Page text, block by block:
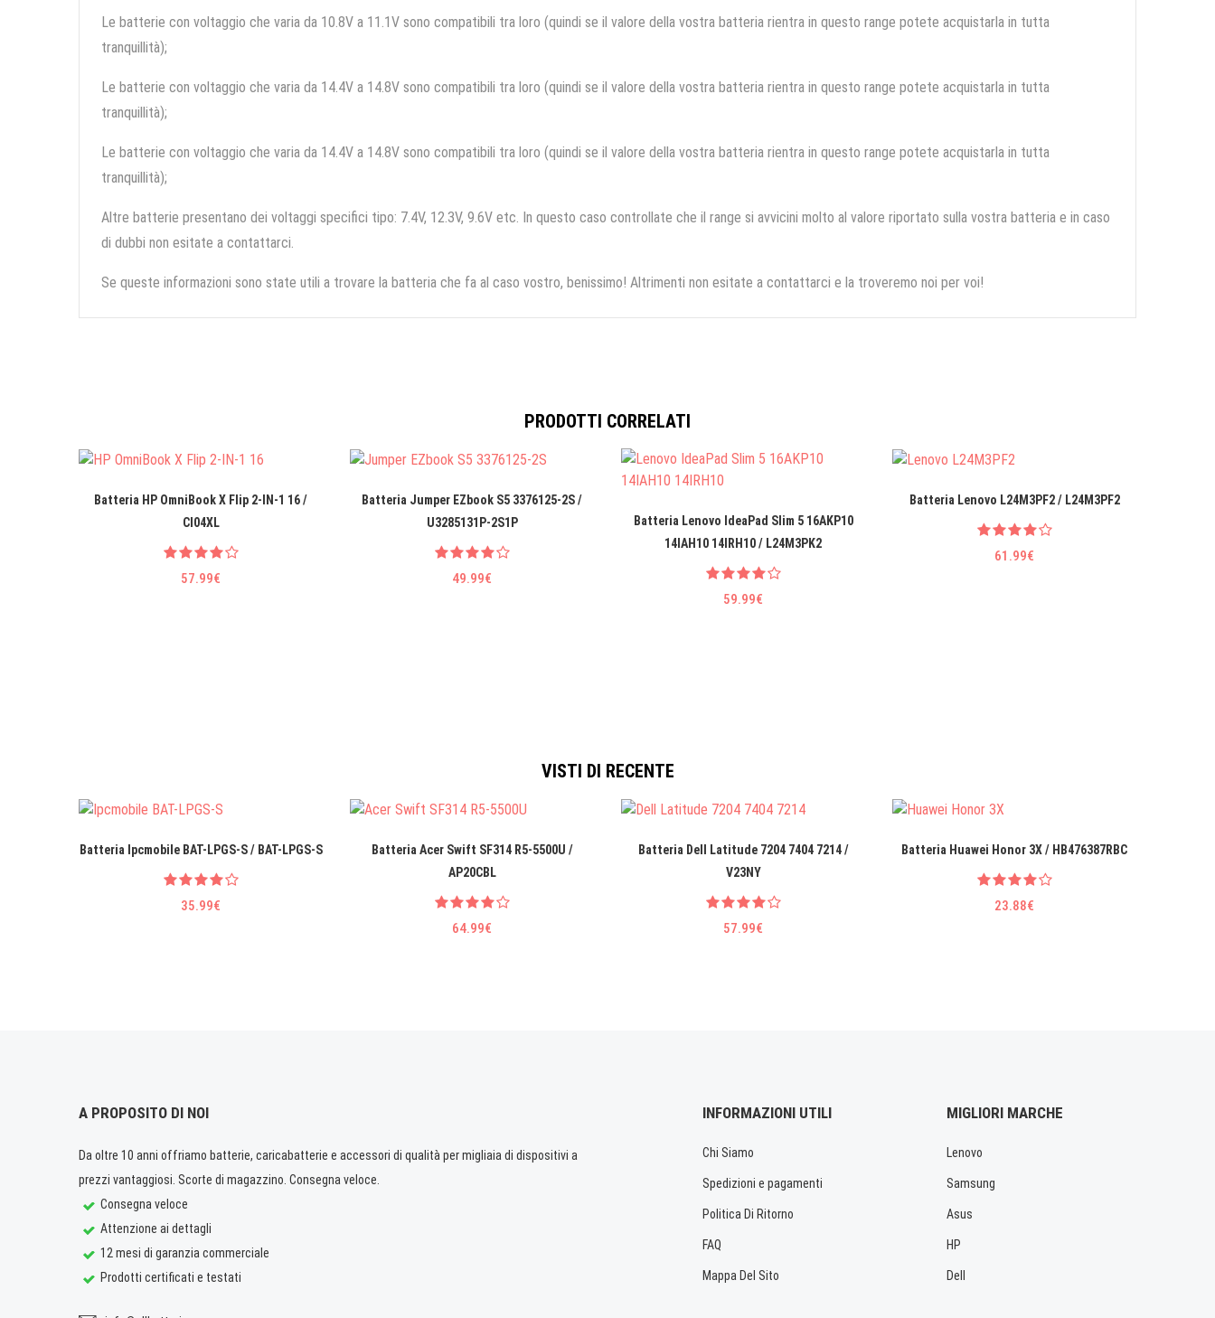
Le batterie con voltaggio che varia da 10.8V a 11.1V sono compatibili tra loro (quindi se il valore della vostra batteria rientra in questo range potete acquistarla in tutta
tranquillità);
Le batterie con voltaggio che varia da 14.4V a 14.8V sono compatibili tra loro (quindi se il valore della vostra batteria rientra in questo range potete acquistarla in tutta
tranquillità);
Le batterie con voltaggio che varia da 14.4V a 14.8V sono compatibili tra loro (quindi se il valore della vostra batteria rientra in questo range potete acquistarla in tutta
tranquillità);
Altre batterie presentano dei voltaggi specifici tipo: 7.4V, 12.3V, 9.6V etc. In questo caso controllate che il range si avvicini molto al valore riportato sulla vostra batteria e in caso
di dubbi non esitate a contattarci.
Se queste informazioni sono state utili a trovare la batteria che fa al caso vostro, benissimo! Altrimenti non esitate a contattarci e la troveremo noi per voi!
PRODOTTI CORRELATI
Batteria HP OmniBook X Flip 2-IN-1 16 /
CI04XL
57.99€
Batteria Jumper EZbook S5 3376125-2S /
U3285131P-2S1P
49.99€
Batteria Lenovo IdeaPad Slim 5 16AKP10
14IAH10 14IRH10 / L24M3PK2
59.99€
Batteria Lenovo L24M3PF2 / L24M3PF2
61.99€
VISTI DI RECENTE
Batteria Ipcmobile BAT-LPGS-S / BAT-LPGS-S
35.99€
Batteria Acer Swift SF314 R5-5500U /
AP20CBL
64.99€
Batteria Dell Latitude 7204 7404 7214 /
V23NY
57.99€
Batteria Huawei Honor 3X / HB476387RBC
23.88€
A PROPOSITO DI NOI
Da oltre 10 anni offriamo batterie, caricabatterie e accessori di qualità per migliaia di dispositivi a
prezzi vantaggiosi. Scorte di magazzino. Consegna veloce.
Consegna veloce
Attenzione ai dettagli
12 mesi di garanzia commerciale
Prodotti certificati e testati
INFORMAZIONI UTILI
Chi Siamo
Spedizioni e pagamenti
Politica Di Ritorno
FAQ
Mappa Del Sito
MIGLIORI MARCHE
Lenovo
Samsung
Asus
HP
Dell